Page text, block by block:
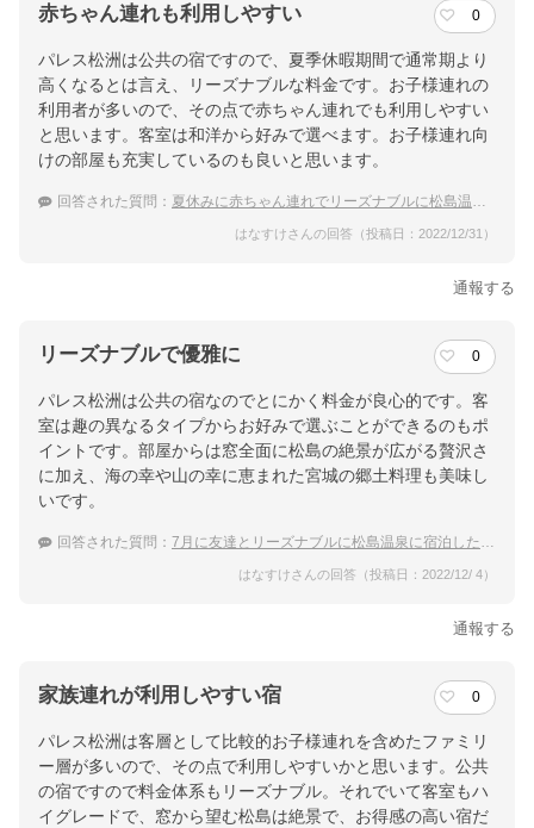
赤ちゃん連れも利用しやすい 0
パレス松洲は公共の宿ですので、夏季休暇期間で通常期より
高くなるとは言え、リーズナブルな料金です。お子様連れの
利用者が多いので、その点で赤ちゃん連れでも利用しやすい
と思います。客室は和洋から好みで選べます。お子様連れ向
けの部屋も充実しているのも良いと思います。
回答された質問： 夏休みに赤ちゃん連れでリーズナブルに松島温泉に行きたい
はなすけさんの回答（投稿日：2022/12/31）
通報する
リーズナブルで優雅に 0
パレス松洲は公共の宿なのでとにかく料金が良心的です。客
室は趣の異なるタイプからお好みで選ぶことができるのもポ
イントです。部屋からは窓全面に松島の絶景が広がる贅沢さ
に加え、海の幸や山の幸に恵まれた宮城の郷土料理も美味し
いです。
回答された質問： 7月に友達とリーズナブルに松島温泉に宿泊したい！
はなすけさんの回答（投稿日：2022/12/ 4）
通報する
家族連れが利用しやすい宿 0
パレス松洲は客層として比較的お子様連れを含めたファミリ
ー層が多いので、その点で利用しやすいかと思います。公共
の宿ですので料金体系もリーズナブル。それでいて客室もハ
イグレードで、窓から望む松島は絶景で、お得感の高い宿だ